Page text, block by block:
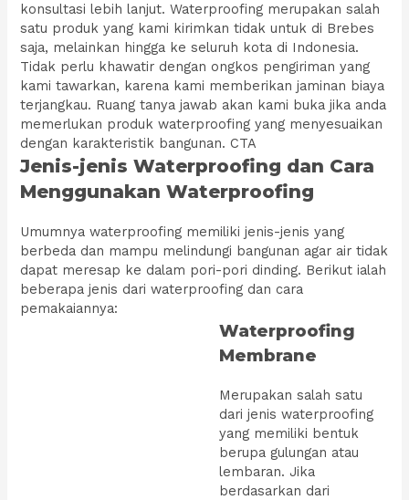
konsultasi lebih lanjut. Waterproofing merupakan salah
satu produk yang kami kirimkan tidak untuk di Brebes
saja, melainkan hingga ke seluruh kota di Indonesia.
Tidak perlu khawatir dengan ongkos pengiriman yang
kami tawarkan, karena kami memberikan jaminan biaya
terjangkau. Ruang tanya jawab akan kami buka jika anda
memerlukan produk waterproofing yang menyesuaikan
dengan karakteristik bangunan. CTA
Jenis-jenis Waterproofing dan Cara
Menggunakan Waterproofing
Umumnya waterproofing memiliki jenis-jenis yang
berbeda dan mampu melindungi bangunan agar air tidak
dapat meresap ke dalam pori-pori dinding. Berikut ialah
beberapa jenis dari waterproofing dan cara
pemakaiannya:
Waterproofing
Membrane
Merupakan salah satu
dari jenis waterproofing
yang memiliki bentuk
berupa gulungan atau
lembaran. Jika
berdasarkan dari